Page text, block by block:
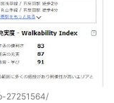
27251564/